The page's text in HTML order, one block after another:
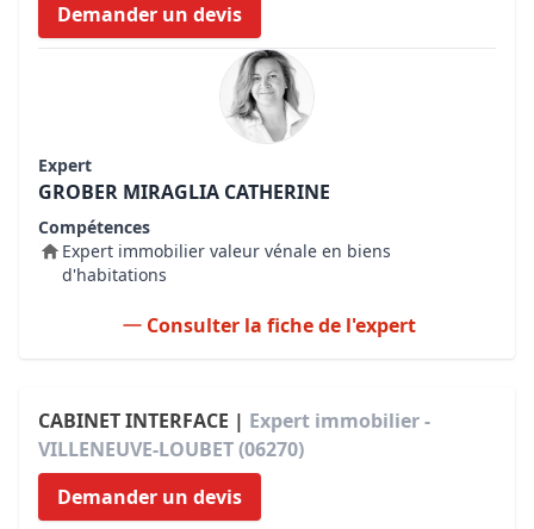
Demander un devis
Expert
GROBER MIRAGLIA CATHERINE
Compétences
Expert immobilier valeur vénale en biens
d'habitations
Consulter la fiche de l'expert
CABINET INTERFACE | Expert immobilier -
VILLENEUVE-LOUBET (06270)
Demander un devis